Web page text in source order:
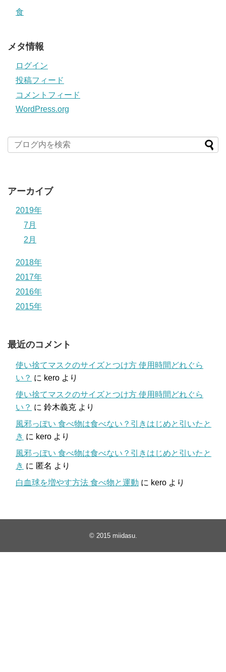
食
メタ情報
ログイン
投稿フィード
コメントフィード
WordPress.org
アーカイブ
2019年
7月
2月
2018年
2017年
2016年
2015年
最近のコメント
使い捨てマスクのサイズとつけ方 使用時間どれぐら
い？ に kero より
使い捨てマスクのサイズとつけ方 使用時間どれぐら
い？ に 鈴木義克 より
風邪っぽい 食べ物は食べない？引きはじめと引いたと
き に kero より
風邪っぽい 食べ物は食べない？引きはじめと引いたと
き に 匿名 より
白血球を増やす方法 食べ物と運動 に kero より
© 2015 miidasu.